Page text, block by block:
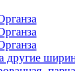
другие